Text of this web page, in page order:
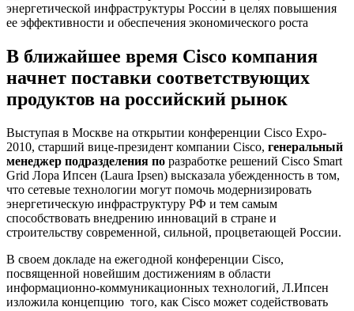
В ближайшее время Cisco компания
начнет поставки соответствующих
продуктов на российский рынок
Выступая в Москве на открытии конференции Cisco Expo-
2010, старший вице-президент компании Cisco, генеральный
менеджер подразделения по разработке решений Cisco Smart
Grid Лора Ипсен (Laura Ipsen) высказала убежденность в том,
что сетевые технологии могут помочь модернизировать
энергетическую инфраструктуру РФ и тем самым
способствовать внедрению инноваций в стране и
строительству современной, сильной, процветающей России.
В своем докладе на ежегодной конференции Cisco,
посвященной новейшим достижениям в области
информационно-коммуникационных технологий, Л.Ипсен
изложила концепцию того, как Cisco может содействовать